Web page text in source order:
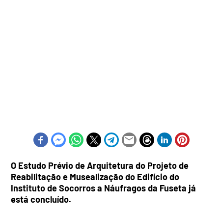
O Estudo Prévio de Arquitetura do Projeto de
Reabilitação e Musealização do Edifício do
Instituto de Socorros a Náufragos da Fuseta já
está concluído.